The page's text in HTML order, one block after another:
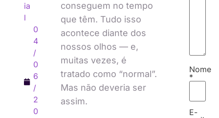
ia
l
0
4
/
0
6
/
2
0
conseguem no tempo
que têm. Tudo isso
acontece diante dos
nossos olhos — e,
muitas vezes, é
tratado como “normal”.
Mas não deveria ser
assim.
Nome
*
E-